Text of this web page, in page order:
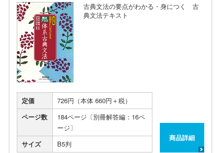
古典文法の要点がわかる・身につく 古
典文法テキスト
定価
726円（本体 660円＋税）
ページ数
184ページ〔別冊解答編：16ペ
ージ〕
サイズ
B5判
商品詳細